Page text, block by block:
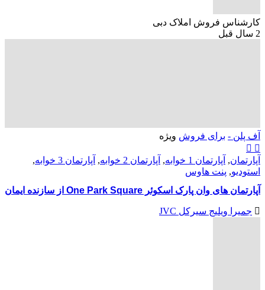
کارشناس فروش املاک دبی
2 سال قبل
آف پلن - برای فروش ویژه
آپارتمان, آپارتمان 1 خوابه , آپارتمان 2 خوابه , آپارتمان 3 خوابه
,
استودیو, پنت هاوس
آپارتمان های وان پارک اسکوئر One Park Square از سازنده ایمان
جمیرا ویلیج سیرکل JVC